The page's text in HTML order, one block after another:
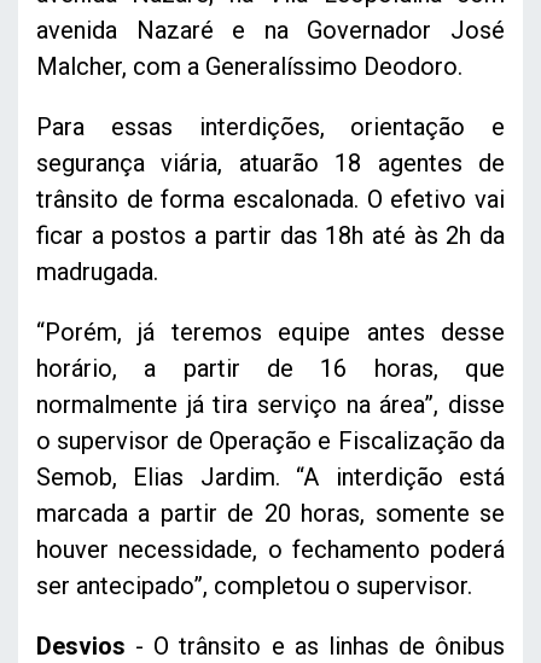
avenida Nazaré e na Governador José
Malcher, com a Generalíssimo Deodoro.
Para essas interdições, orientação e
segurança viária, atuarão 18 agentes de
trânsito de forma escalonada. O efetivo vai
ficar a postos a partir das 18h até às 2h da
madrugada.
“Porém, já teremos equipe antes desse
horário, a partir de 16 horas, que
normalmente já tira serviço na área”, disse
o supervisor de Operação e Fiscalização da
Semob, Elias Jardim. “A interdição está
marcada a partir de 20 horas, somente se
houver necessidade, o fechamento poderá
ser antecipado”, completou o supervisor.
Desvios - O trânsito e as linhas de ônibus